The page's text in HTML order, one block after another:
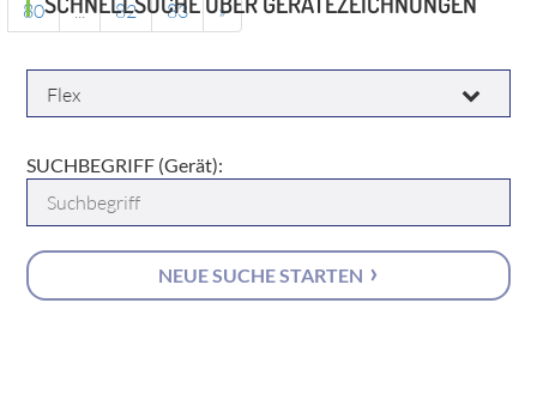
80
... 82 83 »
HERSTELLER:
SUCHBEGRIFF (Gerät):
NEUE SUCHE STARTEN